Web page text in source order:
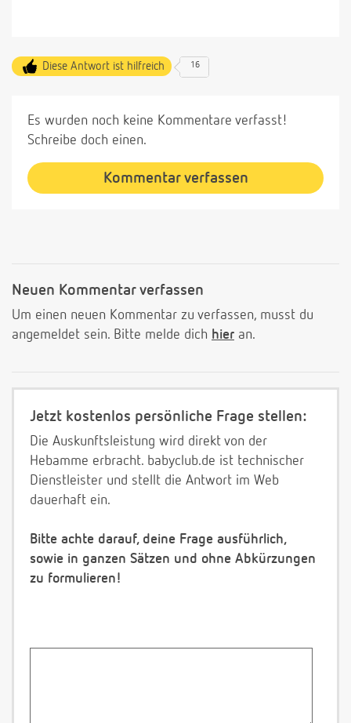
Diese Antwort ist hilfreich 16
Es wurden noch keine Kommentare verfasst!
Schreibe doch einen.
Kommentar verfassen
Neuen Kommentar verfassen
Um einen neuen Kommentar zu verfassen, musst du
angemeldet sein. Bitte melde dich hier an.
Jetzt kostenlos persönliche Frage stellen:
Die Auskunftsleistung wird direkt von der
Hebamme erbracht. babyclub.de ist technischer
Dienstleister und stellt die Antwort im Web
dauerhaft ein.
Bitte achte darauf, deine Frage ausführlich,
sowie in ganzen Sätzen und ohne Abkürzungen
zu formulieren!